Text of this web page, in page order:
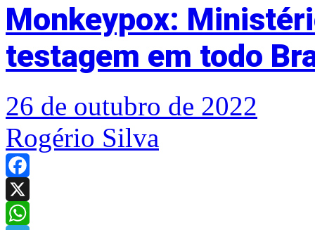
Monkeypox:
testagem em todo
26 de outubro de 2022
Rogério Silva
Facebook
X